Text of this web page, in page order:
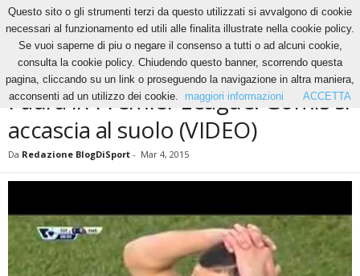
News Paura in Premier League: Gomis si accascia al suolo (VIDEO)
NEWS
Paura in Premier League: Gomis si
accascia al suolo (VIDEO)
Da Redazione BlogDiSport - Mar 4, 2015
Questo sito o gli strumenti terzi da questo utilizzati si avvalgono di cookie
necessari al funzionamento ed utili alle finalita illustrate nella cookie policy.
Se vuoi saperne di piu o negare il consenso a tutti o ad alcuni cookie,
consulta la cookie policy. Chiudendo questo banner, scorrendo questa
pagina, cliccando su un link o proseguendo la navigazione in altra maniera,
acconsenti ad un utilizzo dei cookie.
maggiori informazioni ACCETTA